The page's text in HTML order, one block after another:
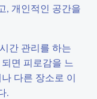
, 개인적인 공간을
간 관리를 하는
면 피로감을 느
다른 장소로 이
.